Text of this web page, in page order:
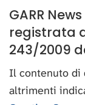
GARR
registrata
243/2009
Il contenuto di
altrimenti